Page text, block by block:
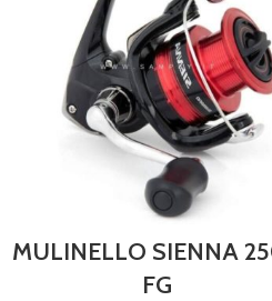
MULINELLO SIENNA
FG